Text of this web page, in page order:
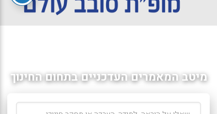
מיטב המאמרים העדכניים בתחום החינוך